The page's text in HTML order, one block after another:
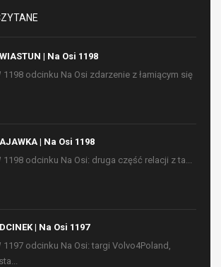
| Na Osi 1198
1198 odcinku Na Osi zdarzenie z łamiącym się
| Na Osi 1198
1198 odcinku Na Osi: druga część relacji z ta...
| Na Osi 1197
1197 odcinku Na Osi: targi Volvo4Poland,